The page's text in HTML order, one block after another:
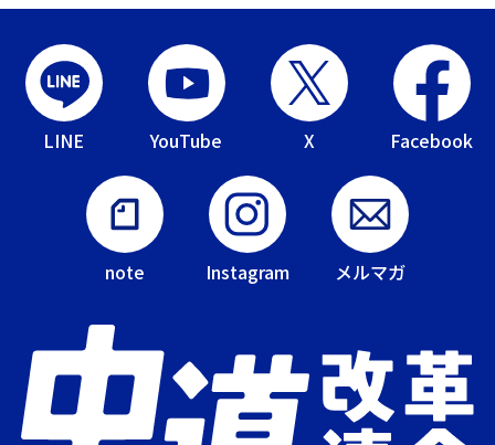
LINE YouTube X Facebook
note Instagram メルマガ